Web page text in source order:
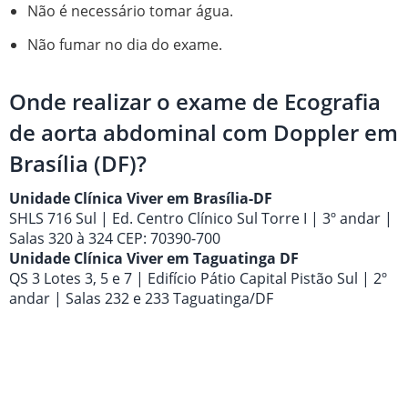
Não é necessário tomar água.
Não fumar no dia do exame.
Onde realizar o exame de Ecografia
de aorta abdominal com Doppler em
Brasília (DF)?
Unidade Clínica Viver em Brasília-DF
SHLS 716 Sul | Ed. Centro Clínico Sul Torre I | 3º andar |
Salas 320 à 324 CEP: 70390-700
Unidade Clínica Viver em Taguatinga DF
QS 3 Lotes 3, 5 e 7 | Edifício Pátio Capital Pistão Sul | 2º
andar | Salas 232 e 233 Taguatinga/DF